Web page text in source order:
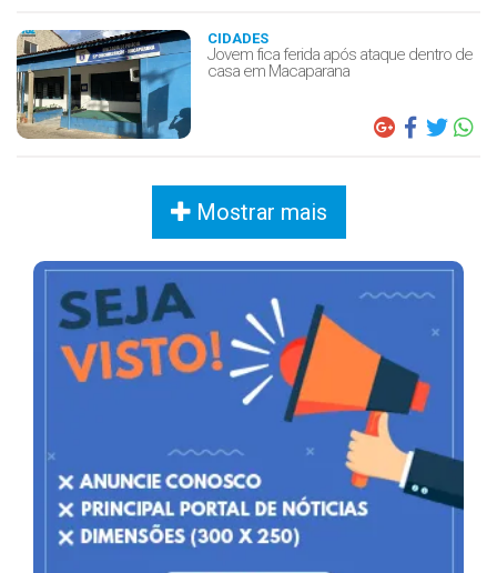
CIDADES
Jovem fica ferida após ataque dentro de
casa em Macaparana
Mostrar mais